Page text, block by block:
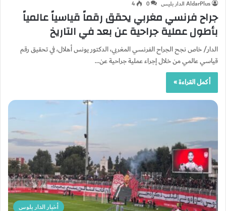
AldarPlus الدار بليس 0
4
جراح فرنسي مغربي يحقق رقماً قياسياً عالمياً
بأطول عملية جراحية عن بعد في التاريخ
الدار/ خاص نجح الجراح الفرنسي المغربي، الدكتور يونس أهلال، في تحقيق رقم
قياسي عالمي من خلال إجراء عملية جراحية عن…
أكمل القراءة »
أخبار الدار بلوس